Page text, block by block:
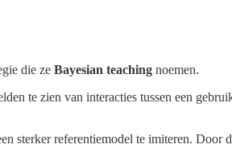
die ze Bayesian teaching noemen.
te zien van interacties tussen een
sterker referentiemodel te imiteren. Door